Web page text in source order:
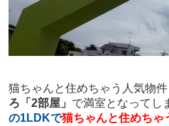
猫ちゃんと住めちゃう人気物件
ろ「2部屋」 で満室となってし
の1LDKで猫ちゃんと住めちゃ